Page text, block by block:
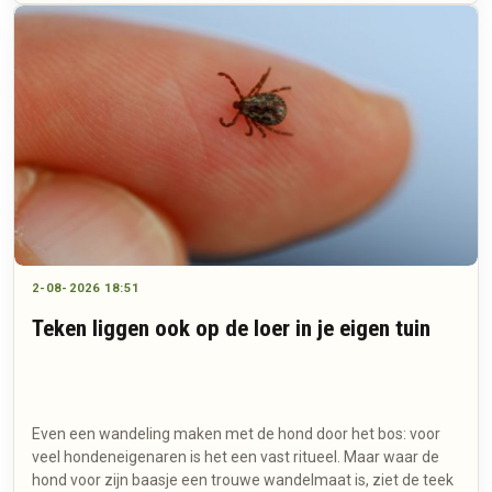
2-08-2026 18:51
Teken liggen ook op de loer in je eigen tuin
Even een wandeling maken met de hond door het bos: voor
veel hondeneigenaren is het een vast ritueel. Maar waar de
hond voor zijn baasje een trouwe wandelmaat is, ziet de teek